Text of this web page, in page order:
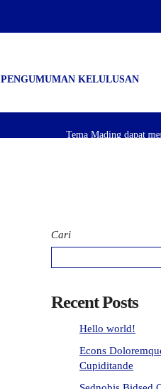
PENGUMUMAN KELULUSAN
Tema Mading dapat
Cari
Recent Posts
Hello world!
Econs
Cupiditande